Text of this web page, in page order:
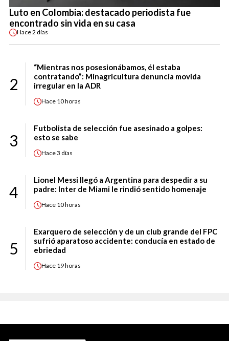
Luto en Colombia: destacado periodista fue
encontrado sin vida en su casa
Hace2 días
2
“Mientras nos posesionábamos, él estaba
contratando”: Minagricultura denuncia movida
irregular en la ADR
Hace 10 horas
3
Futbolista de selección fue asesinado a golpes:
esto se sabe
Hace3 días
4
Lionel Messi llegó a Argentina para despedir a su
padre: Inter de Miami le rindió sentido homenaje
Hace 10 horas
5
Exarquero de selección y de un club grande del FPC
sufrió aparatoso accidente: conducía en estado de
ebriedad
Hace 19 horas